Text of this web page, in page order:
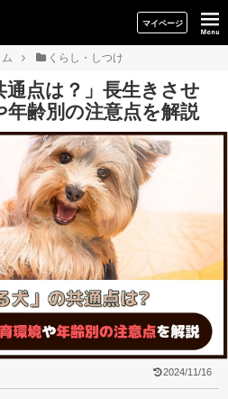
マイページ
くらし・しつけ
通点は？」長生きさせ
齢別の注意点を解説
2024/11/16